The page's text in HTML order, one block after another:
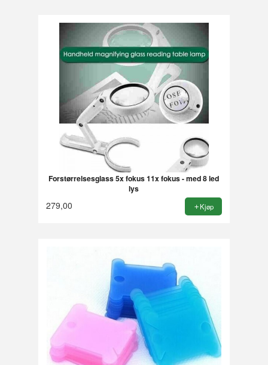
Forstørrelsesglass 5x fokus 11x fokus - med 8 led
lys
279,00 Kjøp